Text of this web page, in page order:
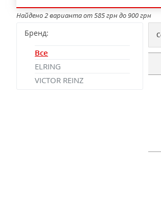
Найдено 2 варианта от 585 грн до 900 грн
Бренд:
Все
ELRING
VICTOR REINZ